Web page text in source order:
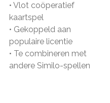
• Vlot coöperatief
kaartspel
• Gekoppeld aan
populaire licentie
• Te combineren met
andere Similo-spellen